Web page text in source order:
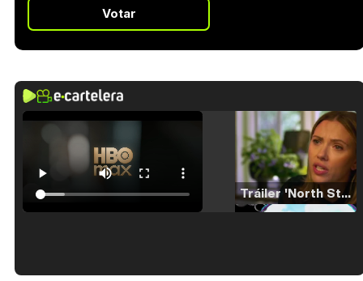
Votar
Tráiler 'North Star' (2023)